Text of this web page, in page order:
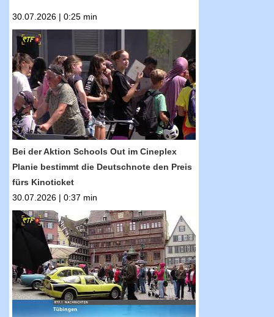
30.07.2026 | 0:25 min
RTF.1-Nachrichten: Bei der Aktion Schools
Out im Cineplex Planie bestimmt die
Deutschnote den Preis fürs Kinoticket
Bei der Aktion Schools Out im Cineplex
Planie bestimmt die Deutschnote den Preis
fürs Kinoticket
30.07.2026 | 0:37 min
RTF.1-Nachrichten: Erlebniswochenende
steckt in den Startlöchern